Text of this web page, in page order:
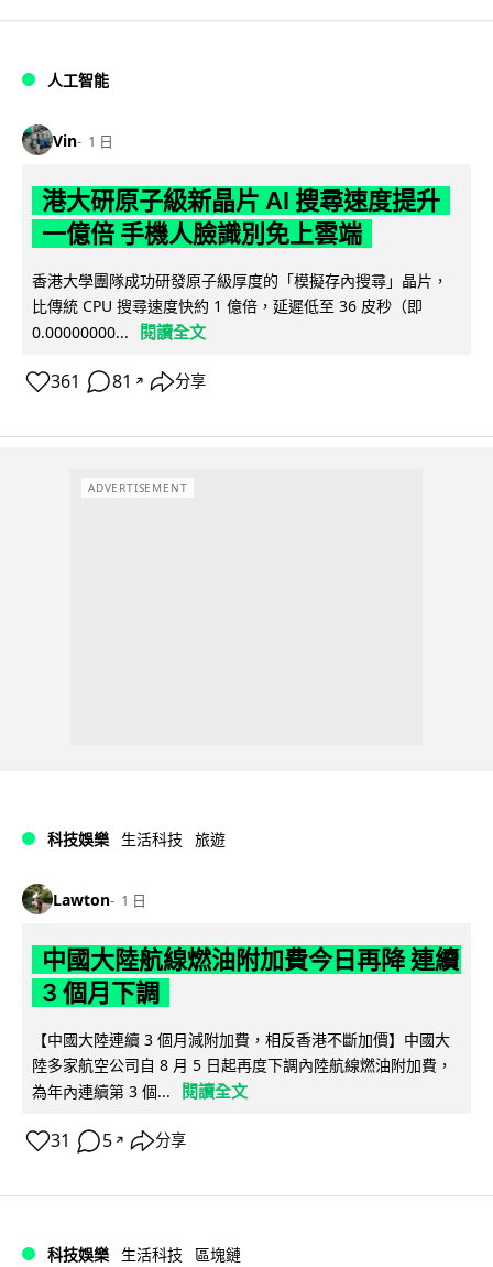
人工智能
Vin 1 日
港大研原子級新晶片 AI 搜尋速度提升
一億倍 手機人臉識別免上雲端
香港大學團隊成功研發原子級厚度的「模擬存內搜尋」晶片，
比傳統 CPU 搜尋速度快約 1 億倍，延遲低至 36 皮秒（即
0.00000000...
閱讀全文
361 81 ↗ 分享
ADVERTISEMENT
科技娛樂 生活科技 旅遊
Lawton 1 日
中國大陸航線燃油附加費今日再降 連續
3 個月下調
【中國大陸連續 3 個月減附加費，相反香港不斷加價】中國大
陸多家航空公司自 8 月 5 日起再度下調內陸航線燃油附加費，
為年內連續第 3 個...
閱讀全文
31 5 ↗ 分享
科技娛樂 生活科技 區塊鏈